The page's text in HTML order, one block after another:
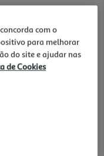
com o
para melhorar
do site e ajudar nas
de Cookies